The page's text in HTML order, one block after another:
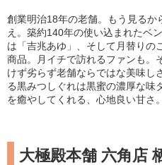
創業明治18年の老舗。もう見るか
え。築約140年の使い込まれたベ
は「吉兆あゆ」、そして月替りの
商品。月イチで訪れるファンも。
けず劣らず老舗ならではな美味し
る黒みつしぐれは黒蜜の濃厚な味
を癒やしてくれる、心地良い甘さ
大極殿本舗 六角店